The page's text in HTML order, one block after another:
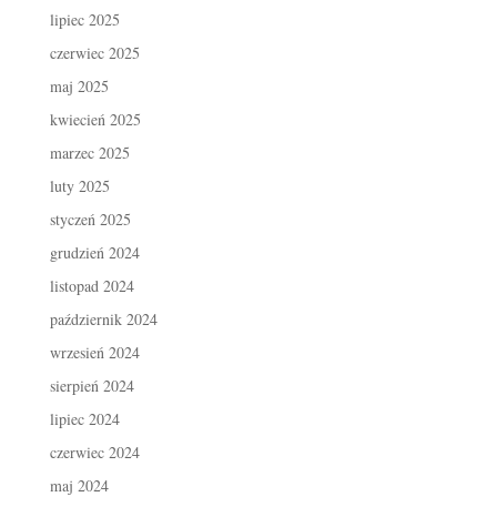
lipiec 2025
czerwiec 2025
maj 2025
kwiecień 2025
marzec 2025
luty 2025
styczeń 2025
grudzień 2024
listopad 2024
październik 2024
wrzesień 2024
sierpień 2024
lipiec 2024
czerwiec 2024
maj 2024